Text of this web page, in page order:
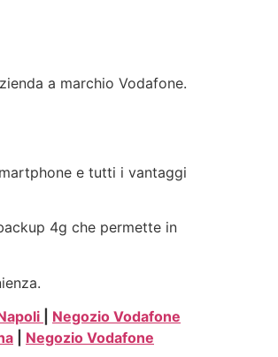
a marchio Vodafone.
e tutti i vantaggi
4g che permette in
Negozio Vodafone
Negozio Vodafone